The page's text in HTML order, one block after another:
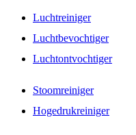
Luchtreiniger
Luchtbevochtiger
Luchtontvochtiger
Stoomreiniger
Hogedrukreiniger